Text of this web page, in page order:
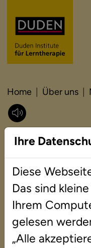
Home Über uns
Ihre
Diese
Das sind
Ihrem
gelesen
„Alle